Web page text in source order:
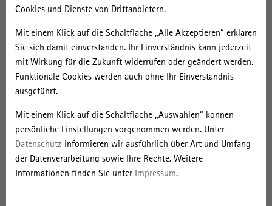
Cookies und Dienste von Drittanbietern.
Mit einem Klick auf die Schaltfläche „Alle Akzeptieren“ erklären
Sie sich damit einverstanden. Ihr Einverständnis kann jederzeit
mit Wirkung für die Zukunft widerrufen oder geändert werden.
Funktionale Cookies werden auch ohne Ihr Einverständnis
ausgeführt.
Mit einem Klick auf die Schaltfläche „Auswählen“ können
persönliche Einstellungen vorgenommen werden. Unter
Datenschutz informieren wir ausführlich über Art und Umfang
der Datenverarbeitung sowie Ihre Rechte. Weitere
Informationen finden Sie unter Impressum.
mehr Info
Dr. Felix Müller in den Medien
Rechtsextremismus in der Verwaltung: „Es geht um eine
(taz, 23.02.2025)
Sanierung in Eigenleistung
(Zeit Online, 31.05.2024)
Altbau erhalten statt neu bauen – Wie kann Sanieren
attraktiver werden?